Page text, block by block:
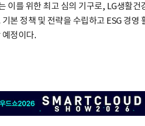
이를 위한 최고 심의 기구로, LG생활건
본 정책 및 전략을 수립하고 ESG 경영
정이다.